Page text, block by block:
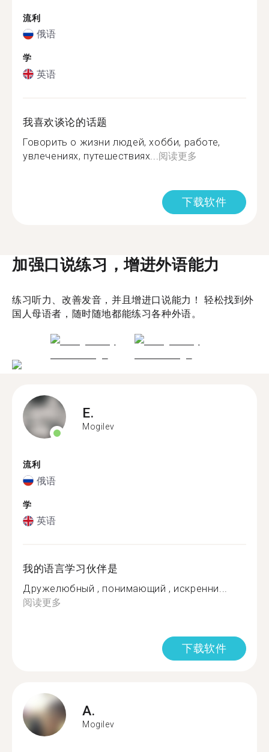
流利
俄语
学
英语
我喜欢谈论的话题
Говорить о жизни людей, хобби, работе,
увлечениях, путешествиях... 阅读更多
下载软件
加强口说练习，增进外语能力
练习听力、改善发音，并且增进口说能力！ 轻松找到外
国人母语者，随时随地都能练习各种外语。
E.
Mogilev
流利
俄语
学
英语
我的语言学习伙伴是
Дружелюбный , понимающий , искренни...
阅读更多
下载软件
A.
Mogilev